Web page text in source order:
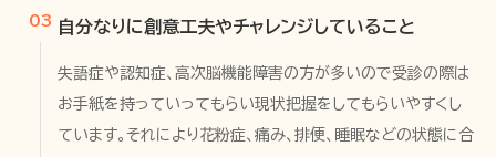
03 自分なりに創意工夫やチャレンジしていること
失語症や認知症、高次脳機能障害の方が多いので受診の際は
お手紙を持っていってもらい現状把握をしてもらいやすくし
ています。それにより花粉症、痛み、排便、睡眠などの状態に合